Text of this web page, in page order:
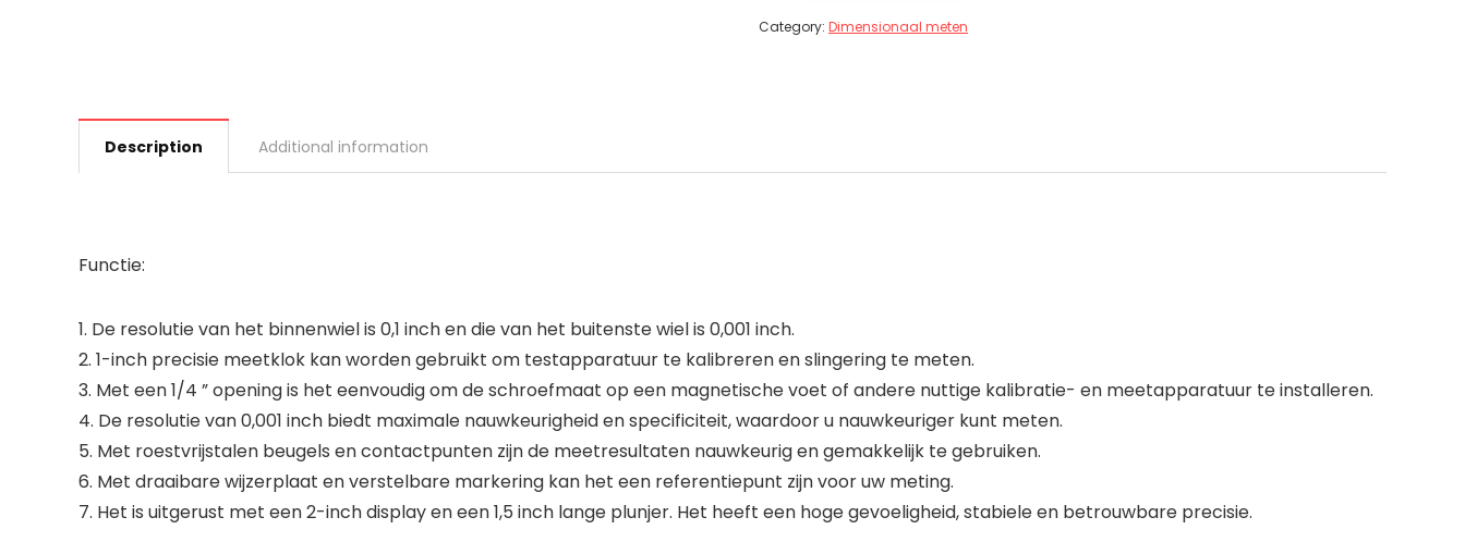
Category: Dimensionaal meten
Description Additional information
Functie:
1. De resolutie van het binnenwiel is 0,1 inch en die van het buitenste wiel is 0,001 inch.
2. 1-inch precisie meetklok kan worden gebruikt om testapparatuur te kalibreren en slingering te meten.
3. Met een 1/4 ” opening is het eenvoudig om de schroefmaat op een magnetische voet of andere nuttige kalibratie- en meetapparatuur te installeren.
4. De resolutie van 0,001 inch biedt maximale nauwkeurigheid en specificiteit, waardoor u nauwkeuriger kunt meten.
5. Met roestvrijstalen beugels en contactpunten zijn de meetresultaten nauwkeurig en gemakkelijk te gebruiken.
6. Met draaibare wijzerplaat en verstelbare markering kan het een referentiepunt zijn voor uw meting.
7. Het is uitgerust met een 2-inch display en een 1,5 inch lange plunjer. Het heeft een hoge gevoeligheid, stabiele en betrouwbare precisie.